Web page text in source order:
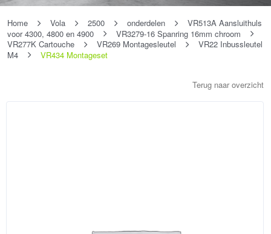
Home Vola 2500 onderdelen
VR513A Aansluithuls
voor 4300, 4800 en 4900
VR3279-16 Spanring 16mm chroom
VR277K Cartouche
VR269 Montagesleutel
VR22 Inbussleutel
M4
VR434 Montageset
Terug naar overzicht